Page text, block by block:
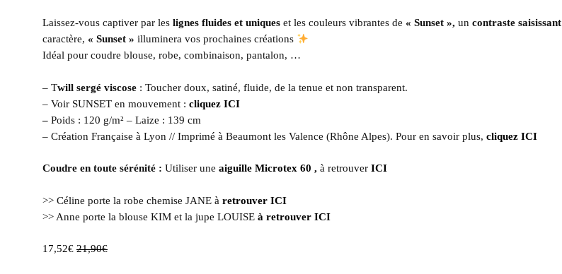
Laissez-vous captiver par les lignes fluides et uniques et les couleurs vibrantes de « Sunset », un contraste saisissant
caractère, « Sunset » illuminera vos prochaines créations
Idéal pour coudre blouse, robe, combinaison, pantalon, …
– Twill sergé viscose : Toucher doux, satiné, fluide, de la tenue et non transparent.
– Voir SUNSET en mouvement : cliquez ICI
– Poids : 120 g/m² – Laize : 139 cm
– Création Française à Lyon // Imprimé à Beaumont les Valence (Rhône Alpes). Pour en savoir plus, cliquez ICI
Coudre en toute sérénité : Utiliser une aiguille Microtex 60 , à retrouver ICI
>> Céline porte la robe chemise JANE à retrouver ICI
>> Anne porte la blouse KIM et la jupe LOUISE à retrouver ICI
17,52€ 21,90€